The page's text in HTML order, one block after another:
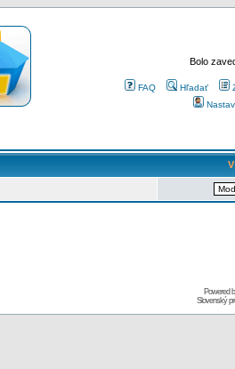
Bolo
FAQ Hľadať
Powered
Slovenský